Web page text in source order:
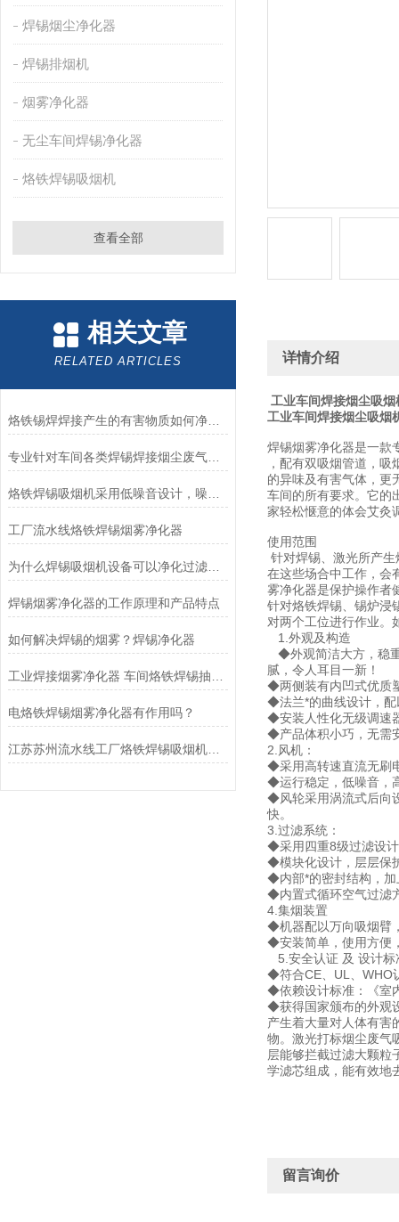
焊锡烟尘净化器
焊锡排烟机
烟雾净化器
无尘车间焊锡净化器
烙铁焊锡吸烟机
查看全部
相关文章
RELATED ARTICLES
烙铁锡焊焊接产生的有害物质如何净化？
专业针对车间各类焊锡焊接烟尘废气处理烟雾净化器
工厂流水线烙铁焊锡烟雾净化器
为什么焊锡吸烟机设备可以净化过滤车间烙铁焊接的气味
焊锡烟雾净化器的工作原理和产品特点
如何解决焊锡的烟雾？焊锡净化器
电烙铁焊锡烟雾净化器有作用吗？
江苏苏州流水线工厂烙铁焊锡吸烟机净化器
详情介绍
工业车间焊接烟尘吸
工业车间焊接烟尘吸烟
焊锡烟雾净化器是一款
，配有双吸烟管道，
的异味及有害气体，更
车间的所有要求。它的
家轻松惬意的体会艾灸
使用范围
针对焊锡、激光所产
在这些场合中工作，会
雾净化器是保护操作者
针对烙铁焊锡、锡炉浸
对两个工位进行作业。
1.外观及构造
◆外观简洁大方，稳
腻，令人耳目一新！
◆两侧装有内凹式优质
◆法兰*的曲线设计，配
◆安装人性化无级调速
◆产品体积小巧，无需
2.风机：
◆采用高转速直流无刷
◆运行稳定，低噪音，
◆风轮采用涡流式后向
快。
3.过滤系统：
◆采用四重8级过滤设
◆模块化设计，层层保
◆内部*的密封结构，加
◆内置式循环空气过滤
4.集烟装置
◆机器配以万向吸烟臂
◆安装简单，使用方便
5.安全认证 及 设计标
◆符合CE、UL、WHO
◆依赖设计标准：《室
◆获得国家颁布的外观
产生着大量对人体有害
物。激光打标烟尘废气
层能够拦截过滤大颗粒
学滤芯组成，能有效地
留言询价